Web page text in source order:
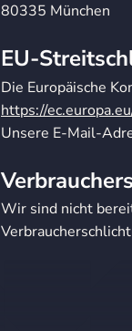
80335 München
EU-
Die Europäische
https://
Unsere E-Mail-
Wir sind nicht